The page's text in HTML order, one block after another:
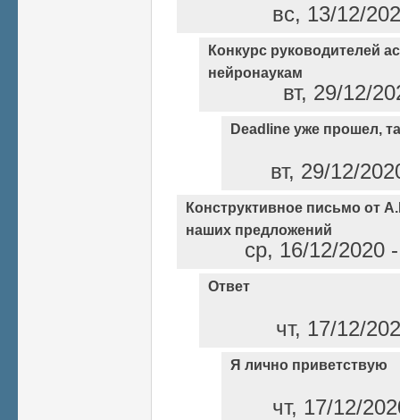
вс, 13/12/
Конкурс руководителей
нейронаукам
вт, 29/12/
Deadline уже прошел,
вт, 29/12/
Конструктивное письмо от
наших предложений
ср, 16/12/2020
Ответ
чт, 17/12/
Я лично приветствую
чт, 17/12/